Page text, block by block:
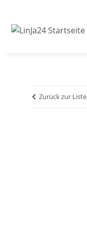
Zurück zur Liste